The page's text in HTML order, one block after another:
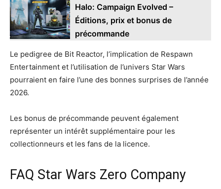
Halo: Campaign Evolved –
Éditions, prix et bonus de
précommande
Le pedigree de Bit Reactor, l’implication de Respawn
Entertainment et l’utilisation de l’univers Star Wars
pourraient en faire l’une des bonnes surprises de l’année
2026.
Les bonus de précommande peuvent également
représenter un intérêt supplémentaire pour les
collectionneurs et les fans de la licence.
FAQ Star Wars Zero Company